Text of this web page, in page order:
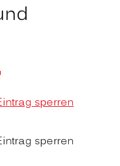
sperren
sperren